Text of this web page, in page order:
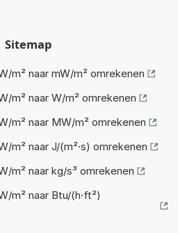
Sitemap
m² naar mW/m² omrekenen
m² naar W/m² omrekenen
m² naar MW/m² omrekenen
m² naar J/(m²·s) omrekenen
m² naar kg/s³ omrekenen
m² naar Btu/(h·ft²)